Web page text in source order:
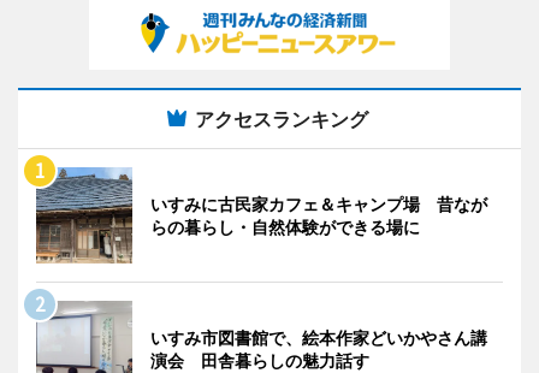
アクセスランキング
いすみに古民家カフェ＆キャンプ場 昔なが
らの暮らし・自然体験ができる場に
いすみ市図書館で、絵本作家どいかやさん講
演会 田舎暮らしの魅力話す